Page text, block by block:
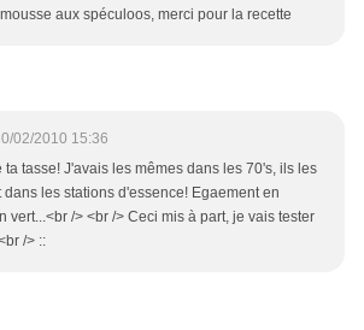
aux spéculoos, merci pour la recette
02/2010 15:36
ta tasse! J'avais les mêmes dans les 70's, ils les
les stations d'essence! Egaement en
vert...<br /> <br /> Ceci mis à part, je vais tester
/> ::